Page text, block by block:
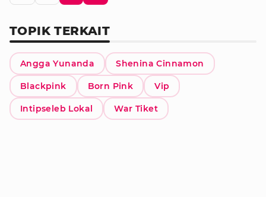
TOPIK TERKAIT
Angga Yunanda Shenina Cinnamon
Blackpink Born Pink Vip
Intipseleb Lokal War Tiket